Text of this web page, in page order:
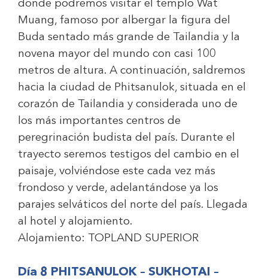
donde podremos visitar el templo Wat
Muang, famoso por albergar la figura del
Buda sentado más grande de Tailandia y la
novena mayor del mundo con casi 100
metros de altura. A continuación, saldremos
hacia la ciudad de Phitsanulok, situada en el
corazón de Tailandia y considerada uno de
los más importantes centros de
peregrinación budista del país. Durante el
trayecto seremos testigos del cambio en el
paisaje, volviéndose este cada vez más
frondoso y verde, adelantándose ya los
parajes selváticos del norte del país. Llegada
al hotel y alojamiento.
Alojamiento:
TOPLAND SUPERIOR
Día 8 PHITSANULOK – SUKHOTAI –